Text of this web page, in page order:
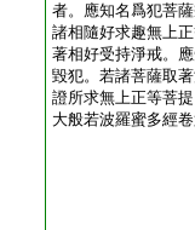
者。應知名爲犯菩
諸相隨好求趣無上
著相好受持淨戒。
毀犯。若諸菩薩取
證所求無上正等菩提
大般若波羅蜜多經